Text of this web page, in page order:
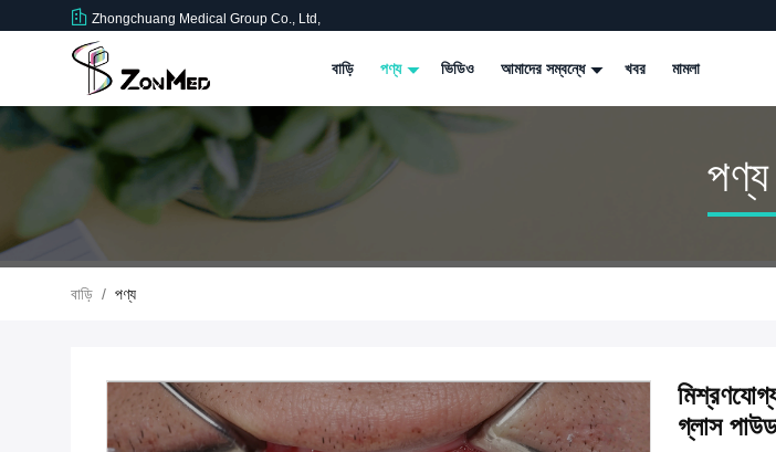
Zhongchuang Medical Group Co., Ltd,
বাড়ি পণ্য ভিডিও আমাদের সম্বন্ধে খবর মামলা
পণ্য
বাড়ি / পণ্য
গ্লাস